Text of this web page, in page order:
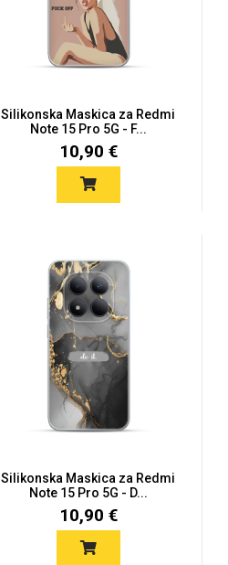
Silikonska Maskica za Redmi
Note 15 Pro 5G - F...
10,90 €
Silikonska Maskica za Redmi
Note 15 Pro 5G - D...
10,90 €